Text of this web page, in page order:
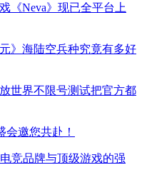
《Neva》现已全平台上
》海陆空兵种究竟有多好
世界不限号测试把官方都
邀您共赴！
竞品牌与顶级游戏的强